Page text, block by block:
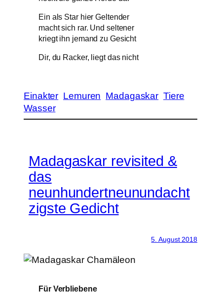
Ein als Star hier Geltender
macht sich rar. Und seltener
kriegt ihn jemand zu Gesicht
Dir, du Racker, liegt das nicht
Einakter Lemuren Madagaskar Tiere
Wasser
Madagaskar revisited &
das
neunhundertneunundacht
zigste Gedicht
5. August 2018
Für Verbliebene